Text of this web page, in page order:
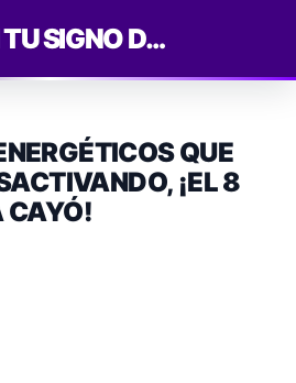
SEGÚN TU SIGNO DEL ZODIACO
QUE
¡EL 8
CAYÓ!